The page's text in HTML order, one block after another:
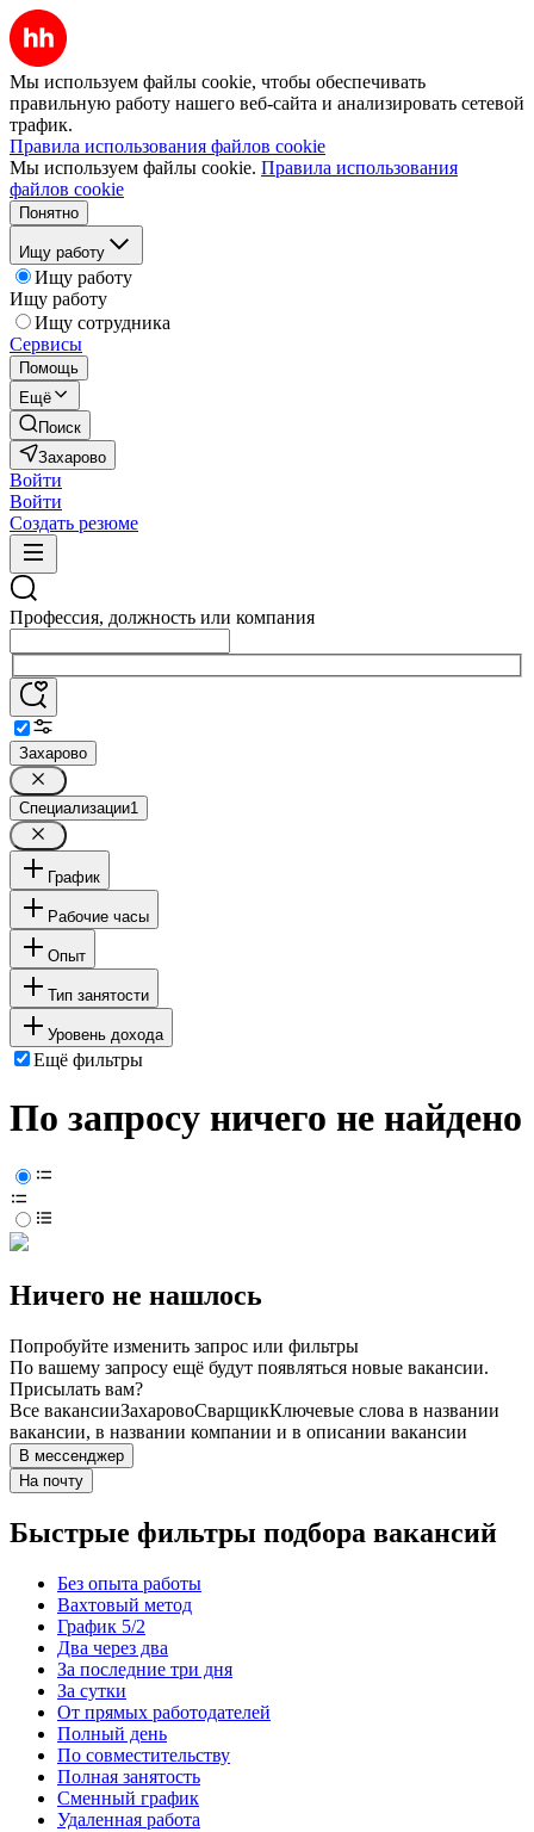
Мы используем файлы cookie, чтобы обеспечивать
правильную работу нашего веб-сайта и анализировать сетевой
трафик.
Правила использования файлов cookie
Мы используем файлы cookie. Правила использования
файлов cookie
Понятно
Ищу работу
Ищу работу
Ищу работу
Ищу сотрудника
Сервисы
Помощь
Ещё
Поиск
Захарово
Войти
Войти
Создать резюме
Профессия, должность или компания
Захарово
Специализации1
График
Рабочие часы
Опыт
Тип занятости
Уровень дохода
Ещё фильтры
По запросу ничего не найдено
Ничего не нашлось
Попробуйте изменить запрос или фильтры
По вашему запросу ещё будут появляться новые вакансии.
Присылать вам?
Все вакансииЗахаровоСварщикКлючевые слова в названии
вакансии, в названии компании и в описании вакансии
В мессенджер
На почту
Быстрые фильтры подбора вакансий
Без опыта работы
Вахтовый метод
График 5/2
Два через два
За последние три дня
За сутки
От прямых работодателей
Полный день
По совместительству
Полная занятость
Сменный график
Удаленная работа